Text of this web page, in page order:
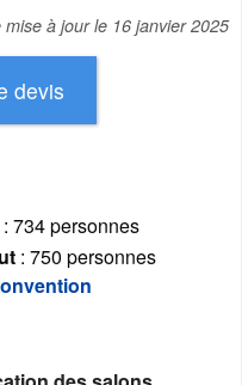
mise à jour le 16 janvier 2025
: 734 personnes
: 750 personnes